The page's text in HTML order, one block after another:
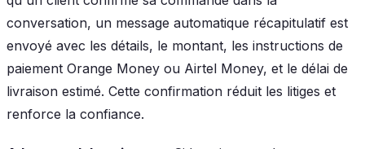
conversation, un message automatique récapitulatif est
envoyé avec les détails, le montant, les instructions de
paiement Orange Money ou Airtel Money, et le délai de
livraison estimé. Cette confirmation réduit les litiges et
renforce la confiance.